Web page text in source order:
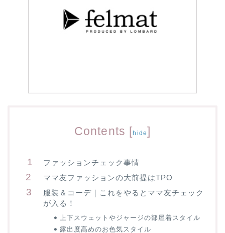
Contents [hide]
ファッションチェック事情
ママ友ファッションの大前提はTPO
服装＆コーデ｜これをやるとママ友チェック
が入る！
上下スウェットやジャージの部屋着スタイル
露出度高めのお色気スタイル